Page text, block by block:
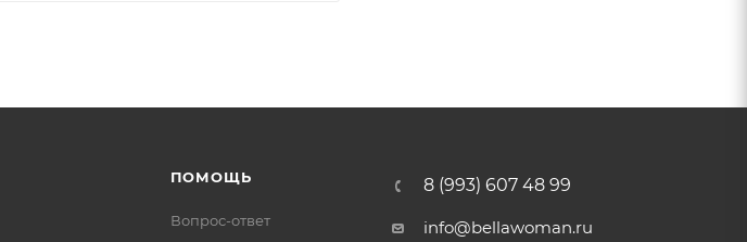
ПОМОЩЬ
Вопрос-ответ
8 (993) 607 48 99
info@bellawoman.ru